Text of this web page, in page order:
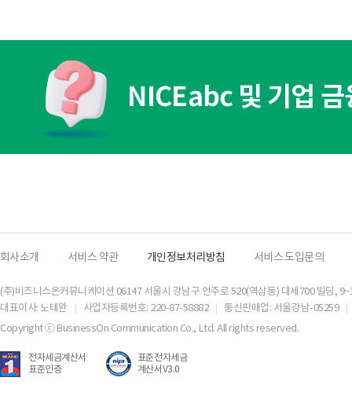
회사소개 서비스 약관 개인정보처리방침 서비스 도입문의
(주)비즈니스온커뮤니케이션 06147 서울시 강남구 언주로 520(역삼동) 대세700 빌딩,
대표이사: 노태완
사업자등록번호: 220-87-58882
통신판매업: 서울강남-05259
Copyright ⓒ BusinessOn Communication Co., Ltd. All rights reserved.
전자세금계산서
표준인증
표준전자세금
계산서V3.0